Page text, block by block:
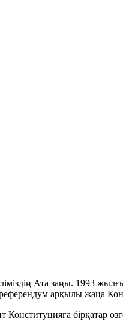
Ата заңы. 1993
арқылы жаңа
бірқатар